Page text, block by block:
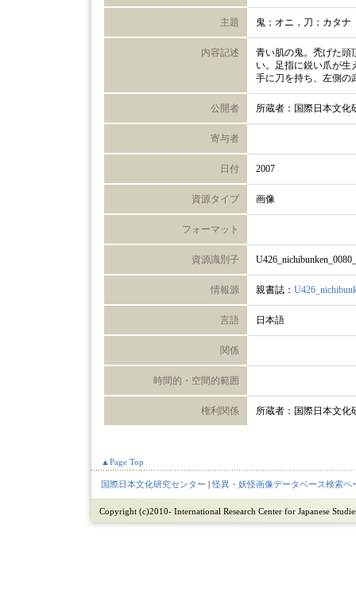
主題 鬼；オニ，刀；カタナ
内容記述
青い肌の鬼。禿げた頭
い。足指に鋭い爪が生
手に刀を持ち、左側の
公開者 所蔵者：国際日本文化
寄与者
日付 2007
資源タイプ 画像
フォーマット
資源識別子
情報源 親書誌：
言語 日本語
関係
時間的・空間的範囲
権利関係 所蔵者：国際日本文化
▲Page Top
国際日本文化研究センター |怪異・妖怪画像データベース検索ペ
Copyright (c)2010- International Research Center for Japanese